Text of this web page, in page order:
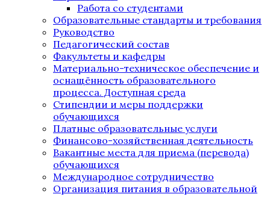
Работа со студентами
Образовательные стандарты и требования
Руководство
Педагогический состав
Факультеты и кафедры
Материально-техническое обеспечение и
оснащённость образовательного
процесса. Доступная среда
Стипендии и меры поддержки
обучающихся
Платные образовательные услуги
Финансово-хозяйственная деятельность
Вакантные места для приема (перевода)
обучающихся
Международное сотрудничество
Организация питания в образовательной